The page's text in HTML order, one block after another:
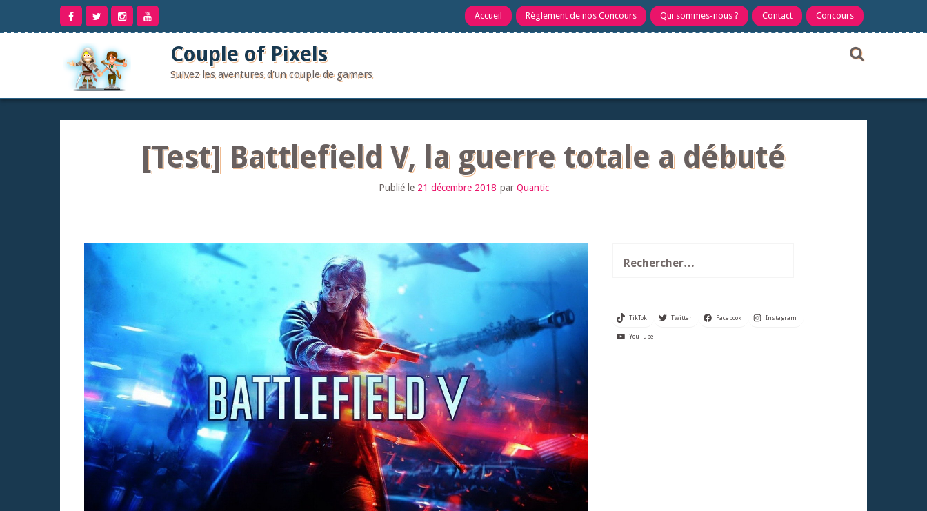
contenu
Accueil Règlement de nos Concours Qui sommes-nous ? Contact Concours
Couple of Pixels
Suivez les aventures d'un couple de gamers
[Test] Battlefield V, la guerre totale a débuté
Publié le 21 décembre 2018 par Quantic
TikTok Twitter Facebook Instagram
YouTube